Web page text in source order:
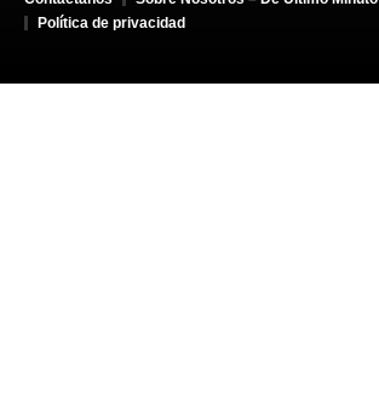
Política de privacidad